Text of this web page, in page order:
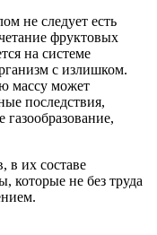
не следует есть
фруктовых
на системе
с излишком.
массу может
последствия,
в их составе
которые не без труда